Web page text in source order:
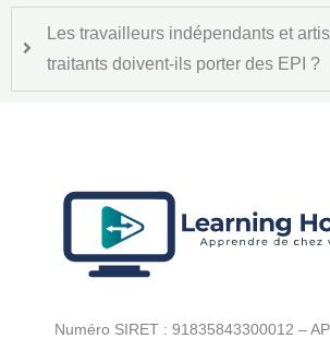
Les travailleurs indépendants et
traitants doivent-ils porter des EPI ?
Numéro SIRET : 91835843300012 –